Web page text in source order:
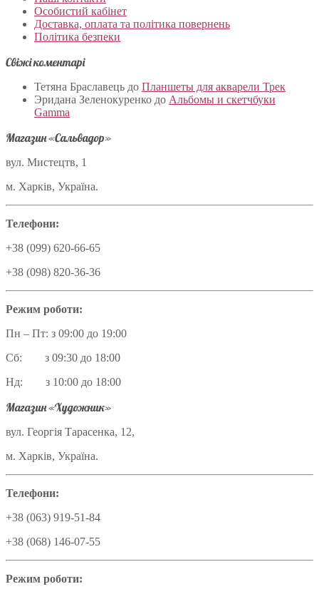
Особистий кабінет
Доставка, оплата та політика повернень
Політика безпеки
Свіжі коментарі
Тетяна Браславець до Планшеты для акварели Трек
Эридана Зеленокуренко до Альбомы и скетчбуки
Gamma
Магазин «Сальвадор»
вул. Мистецтв, 1
м. Харків, Україна.
Телефони:
+38 (099) 620-66-65
+38 (098) 820-36-36
Режим роботи:
Пн – Пт: з 09:00 до 19:00
Сб: з 09:30 до 18:00
Нд: з 10:00 до 18:00
Магазин «Художник»
вул. Георгія Тарасенка, 12,
м. Харків, Україна.
Телефони:
+38 (063) 919-51-84
+38 (068) 146-07-55
Режим роботи: